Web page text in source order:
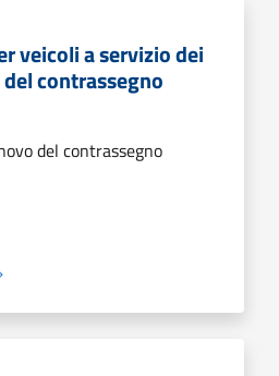
veicoli a servizio dei
contrassegno
del contrassegno